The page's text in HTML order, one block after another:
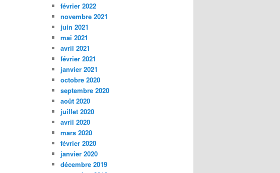
février 2022
novembre 2021
juin 2021
mai 2021
avril 2021
février 2021
janvier 2021
octobre 2020
septembre 2020
août 2020
juillet 2020
avril 2020
mars 2020
février 2020
janvier 2020
décembre 2019